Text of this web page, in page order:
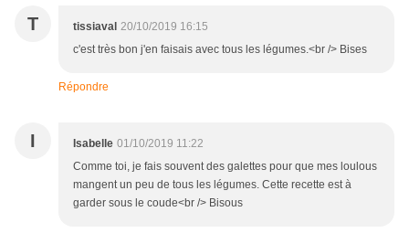
T tissiaval 20/10/2019 16:15
c'est très bon j'en faisais avec tous les légumes.<br /> Bises
Répondre
I Isabelle 01/10/2019 11:22
Comme toi, je fais souvent des galettes pour que mes loulous
mangent un peu de tous les légumes. Cette recette est à
garder sous le coude<br /> Bisous